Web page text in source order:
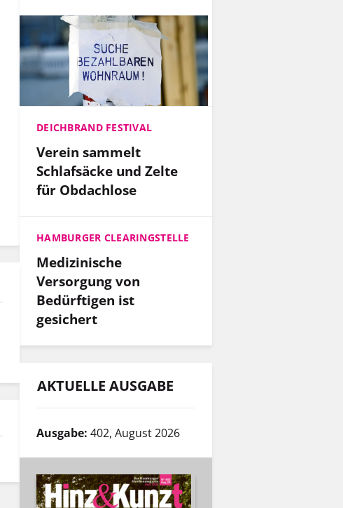
DEICHBRAND FESTIVAL
Verein sammelt
Schlafsäcke und Zelte
für Obdachlose
HAMBURGER CLEARINGSTELLE
Medizinische
Versorgung von
Bedürftigen ist
gesichert
AKTUELLE AUSGABE
Ausgabe: 402, August 2026